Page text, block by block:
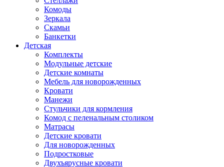
Комоды
Зеркала
Скамьи
Банкетки
Детская
Комплекты
Модульные детские
Детские комнаты
Мебель для новорожденных
Кровати
Манежи
Стульчики для кормления
Комод с пеленальным столиком
Матрасы
Детские кровати
Для новорожденных
Подростковые
Двухъярусные кровати